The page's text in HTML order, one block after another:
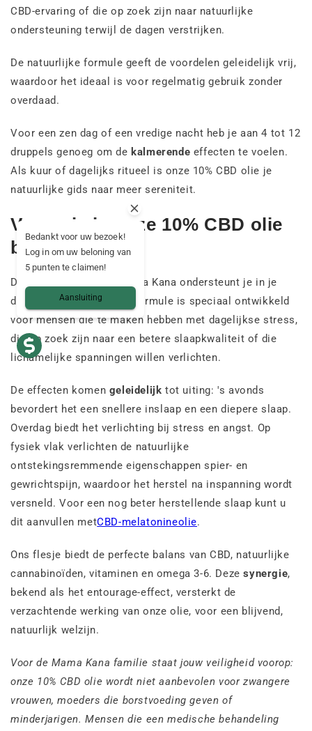
CBD-ervaring of die op zoek zijn naar natuurlijke
ondersteuning terwijl de dagen verstrijken.
De natuurlijke formule geeft de voordelen geleidelijk vrij,
waardoor het ideaal is voor regelmatig gebruik zonder
overdaad.
Voor een zen dag of een vredige nacht heb je aan 4 tot 12
druppels genoeg om de kalmerende effecten te voelen.
Als kuur of dagelijks ritueel is onze 10% CBD olie je
natuurlijke gids naar meer sereniteit.
Voor wie is onze 10% CBD olie
bedoeld?
De CBD 10% olie van Mama Kana ondersteunt je in je
dagelijkse welzijn. Deze formule is speciaal ontwikkeld
voor mensen die te maken hebben met dagelijkse stress,
die op zoek zijn naar een betere slaapkwaliteit of die
lichamelijke spanningen willen verlichten.
De effecten komen geleidelijk tot uiting: 's avonds
bevordert het een snellere inslaap en een diepere slaap.
Overdag biedt het verlichting bij stress en angst. Op
fysiek vlak verlichten de natuurlijke
ontstekingsremmende eigenschappen spier- en
gewrichtspijn, waardoor het herstel na inspanning wordt
versneld. Voor een nog beter herstellende slaap kunt u
dit aanvullen metCBD-melatonineolie.
Ons flesje biedt de perfecte balans van CBD, natuurlijke
cannabinoïden, vitaminen en omega 3-6. Dezesynergie,
bekend als het entourage-effect, versterkt de
verzachtende werking van onze olie, voor een blijvend,
natuurlijk welzijn.
Voor de Mama Kana familie staat jouw veiligheid voorop:
onze 10% CBD olie wordt niet aanbevolen voor zwangere
vrouwen, moeders die borstvoeding geven of
minderjarigen. Mensen die een medische behandeling
Bedankt voor uw bezoek!
Log in om uw beloning van
5 punten te claimen!
Aansluiting